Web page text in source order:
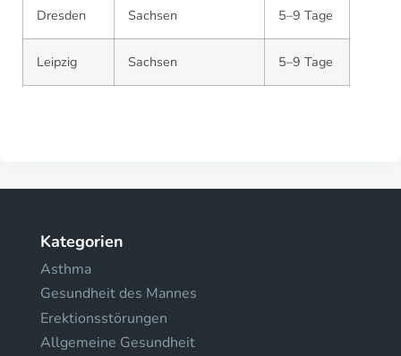
Dresden Sachsen 5–9 Tage
Leipzig Sachsen 5–9 Tage
Kategorien
Asthma
Gesundheit des Mannes
Erektionsstörungen
Allgemeine Gesundheit